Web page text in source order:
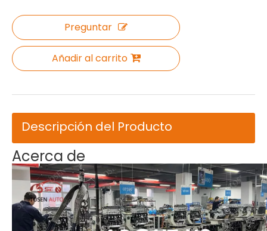
Preguntar
Añadir al carrito
Descripción del Producto
Acerca de